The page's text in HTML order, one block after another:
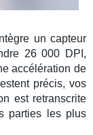
un capteur
26 000 DPI ,
accélération de
précis, vos
est retranscrite
parties les plus